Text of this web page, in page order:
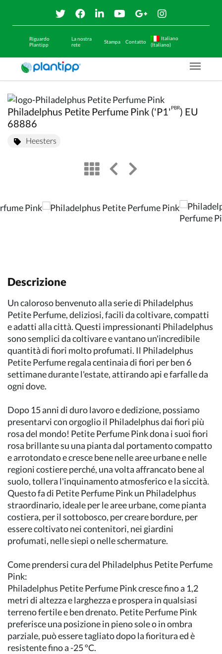
Riguardo
Plantipp
La nostra
rete
Stampa Contatto
Italiano
(Italiano)
Menu
Philadelphus Petite Perfume Pink ('P1' PBR) EU
68886
Heesters
viewleft arrow
right arrow
Descrizione
Un caloroso benvenuto alla serie di Philadelphus
Petite Perfume, deliziosi, facili da coltivare, compatti
e adatti alla città. Questi impressionanti Philadelphus
sono semplici da coltivare e vantano un'incredibile
quantità di fiori molto profumati. Il Philadelphus
Petite Perfume regala centinaia di fiori per ben 6
settimane durante l'estate, attirando api e farfalle da
ogni dove.
Dopo 15 anni di duro lavoro e dedizione, possiamo
presentarvi con orgoglio il Philadelphus dai fiori più
rosa del mondo! Petite Perfume Pink dona i suoi fiori
rosa brillante su una pianta dal portamento compatto
e arrotondato e cresce bene nelle aree urbane e nelle
regioni costiere perché, una volta affrancato bene al
suolo, tollera l'inquinamento atmosferico e la siccità.
Questo fa di Petite Perfume Pink un Philadelphus
straordinario, ideale per le aree urbane, come pianta
costiera, per il sottobosco, per creare bordure, per
essere coltivato nei contenitori, nei giardini
profumati, nelle siepi o nelle schermature.
Come prendersi cura del Philadelphus Petite Perfume
Pink:
Philadelphus Petite Perfume Pink cresce fino a 1,2
metri di altezza e larghezza e prospera in qualsiasi
terreno fertile e ben drenato. Petite Perfume Pink
preferisce una posizione in pieno sole o in ombra
parziale, può essere tagliato dopo la fioritura ed è
resistente fino a -25 ºC.